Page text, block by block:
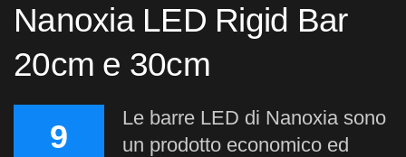
Nanoxia LED Rigid Bar
20cm e 30cm
9
Le barre LED di Nanoxia sono
un prodotto economico ed